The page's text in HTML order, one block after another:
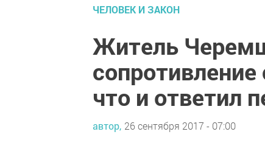
ЧЕЛОВЕК И ЗАКОН
Житель
что и ответил
автор, 26 сентября 2017 - 07:00